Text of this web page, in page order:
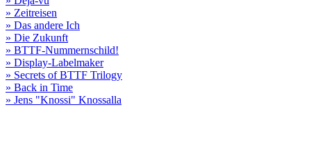
» Zeitreisen
» Das andere Ich
» Die Zukunft
» BTTF-Nummernschild!
» Display-Labelmaker
» Secrets of BTTF Trilogy
» Back in Time
» Jens "Knossi" Knossalla